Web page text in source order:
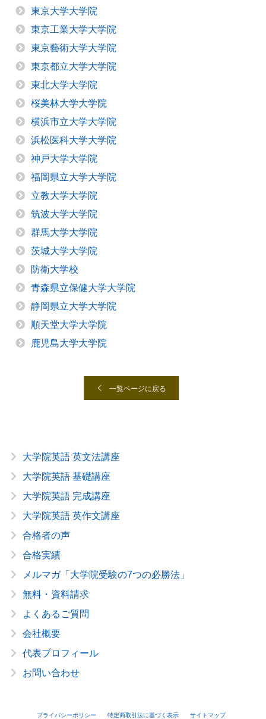
東京大学大学院
東京工業大学大学院
東京藝術大学大学院
東京都立大学大学院
東北大学大学院
桜美林大学大学院
横浜市立大学大学院
浜松医科大学大学院
神戸大学大学院
福岡県立大学大学院
立教大学大学院
筑波大学大学院
群馬大学大学院
茨城大学大学院
防衛大学校
青森県立保健大学大学院
静岡県立大学大学院
順天堂大学大学院
鹿児島大学大学院
一覧ページに戻る
大学院英語 英文法講座
大学院英語 基礎講座
大学院英語 完成講座
大学院英語 英作文講座
合格者の声
合格実績
メルマガ「大学院受験の7つの必勝法」
無料・資料請求
よくあるご質問
会社概要
代表プロフィール
お問い合わせ
プライバシーポリシー 特定商取引法に基づく表示 サイトマップ